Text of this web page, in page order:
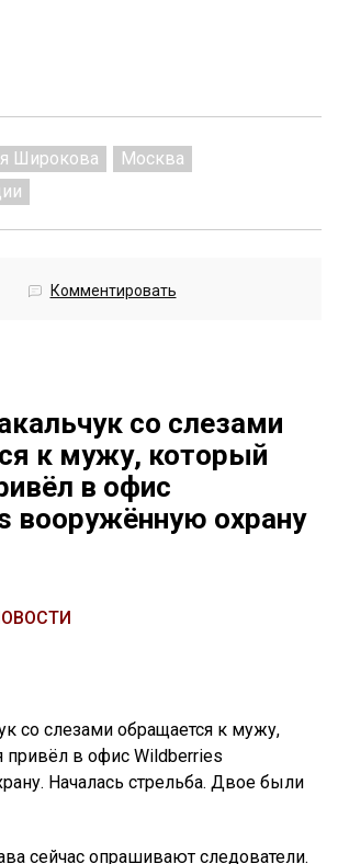
Широкова
Москва
Комментировать
со слезами
к мужу, который
в офис
вооружённую охрану
со слезами обращается к мужу,
привёл в офис Wildberries
Началась стрельба. Двое были
сейчас опрашивают следователи.